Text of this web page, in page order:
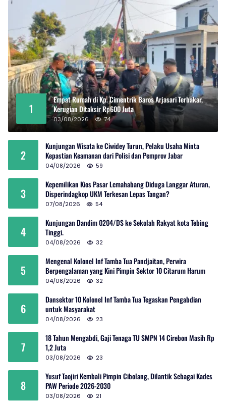
1
Empat Rumah di Kp. Cimentrik Baros Arjasari Terbakar,
Kerugian Ditaksir Rp600 Juta
03/08/2026 74
2
Kunjungan Wisata ke Ciwidey Turun, Pelaku Usaha Minta
Kepastian Keamanan dari Polisi dan Pemprov Jabar
04/08/2026 59
3
Kepemilikan Kios Pasar Lemahabang Diduga Langgar Aturan,
Disperindagkop UKM Terkesan Lepas Tangan?
07/08/2026 54
4
Kunjungan Dandim 0204/DS ke Sekolah Rakyat kota Tebing
Tinggi.
04/08/2026 32
5
Mengenal Kolonel Inf Tamba Tua Pandjaitan, Perwira
Berpengalaman yang Kini Pimpin Sektor 10 Citarum Harum
04/08/2026 32
6
Dansektor 10 Kolonel Inf Tamba Tua Tegaskan Pengabdian
untuk Masyarakat
04/08/2026 23
7
18 Tahun Mengabdi, Gaji Tenaga TU SMPN 14 Cirebon Masih Rp
1,2 Juta
03/08/2026 23
8
Yusuf Taojiri Kembali Pimpin Cibolang, Dilantik Sebagai Kades
PAW Periode 2026-2030
03/08/2026 21